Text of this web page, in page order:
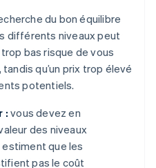
du bon équilibre
différents niveaux peut
bas risque de vous
qu’un prix trop élevé
potentiels.
: vous devez en
des niveaux
estiment que les
pas le coût